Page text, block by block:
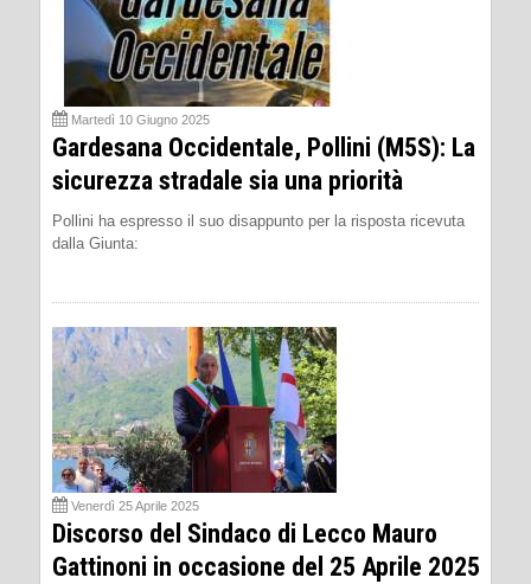
Martedì 10 Giugno 2025
Gardesana Occidentale, Pollini (M5S): La
sicurezza stradale sia una priorità
Pollini ha espresso il suo disappunto per la risposta ricevuta
dalla Giunta:
Venerdì 25 Aprile 2025
Discorso del Sindaco di Lecco Mauro
Gattinoni in occasione del 25 Aprile 2025